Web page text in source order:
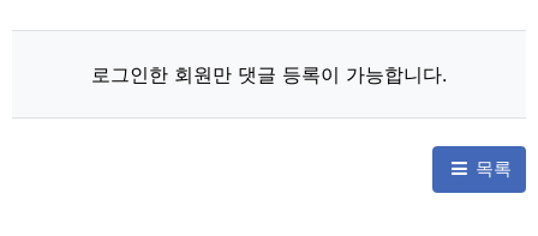
로그인한 회원만 댓글 등록이 가능합니다.
목록